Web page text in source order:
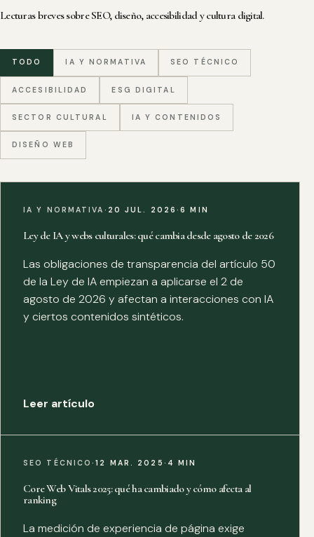
Lecturas breves sobre SEO, diseño, accesibilidad y cultura digital.
TODO IA Y NORMATIVA SEO TÉCNICO
ACCESIBILIDAD ESG DIGITAL
SECTOR CULTURAL IA Y CONTENIDOS
DISEÑO WEB
IA Y NORMATIVA · 20 JUL. 2026·6 MIN
Ley de IA y webs culturales: qué cambia desde agosto de 2026
Las obligaciones de transparencia del artículo 50
de la Ley de IA empiezan a aplicarse el 2 de
agosto de 2026 y afectan a interacciones con IA
y ciertos contenidos sintéticos.
Leer artículo
SEO TÉCNICO·12 MAR. 2025 · 4 MIN
Core Web Vitals 2025: qué ha cambiado y cómo afecta al
ranking
La medición de experiencia de página exige